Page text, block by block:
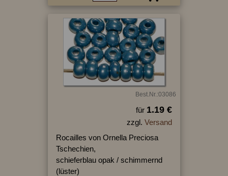
Best.Nr.:03086
für 1.19 €
zzgl. Versand
Rocailles von Ornella Preciosa
Tschechien,
schieferblau opak / schimmernd
(lüster)